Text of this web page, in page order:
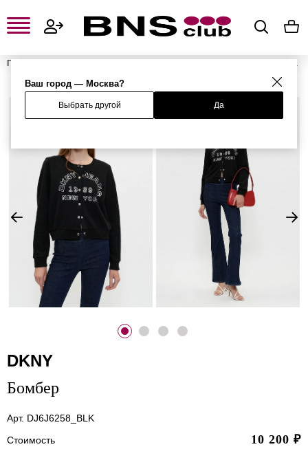
Ваш город — Москва?
Выбрать другой Да
Главная
Женская одежда
DKNY
Бомбер
Арт. DJ6J6258_BLK
Стоимость
10 200 ₽